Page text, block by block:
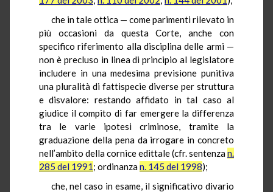
che in tale ottica — come parimenti rilevato in
più occasioni da questa Corte, anche con
specifico riferimento alla disciplina delle armi —
non è precluso in linea di principio al legislatore
includere in una medesima previsione punitiva
una pluralità di fattispecie diverse per struttura
e disvalore: restando affidato in tal caso al
giudice il compito di far emergere la differenza
tra le varie ipotesi criminose, tramite la
graduazione della pena da irrogare in concreto
nell’ambito della cornice edittale (cfr. sentenzan.
285 del 1991; ordinanzan. 145 del 1998);
che, nel caso in esame, il significativo divario